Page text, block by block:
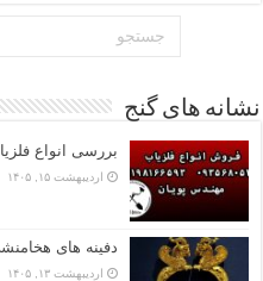
نشانه های گنج
بررسی انواع
اردیبهشت ۱۵, ۱۴۰۵
دفینه های
اردیبهشت ۱۳, ۱۴۰۵